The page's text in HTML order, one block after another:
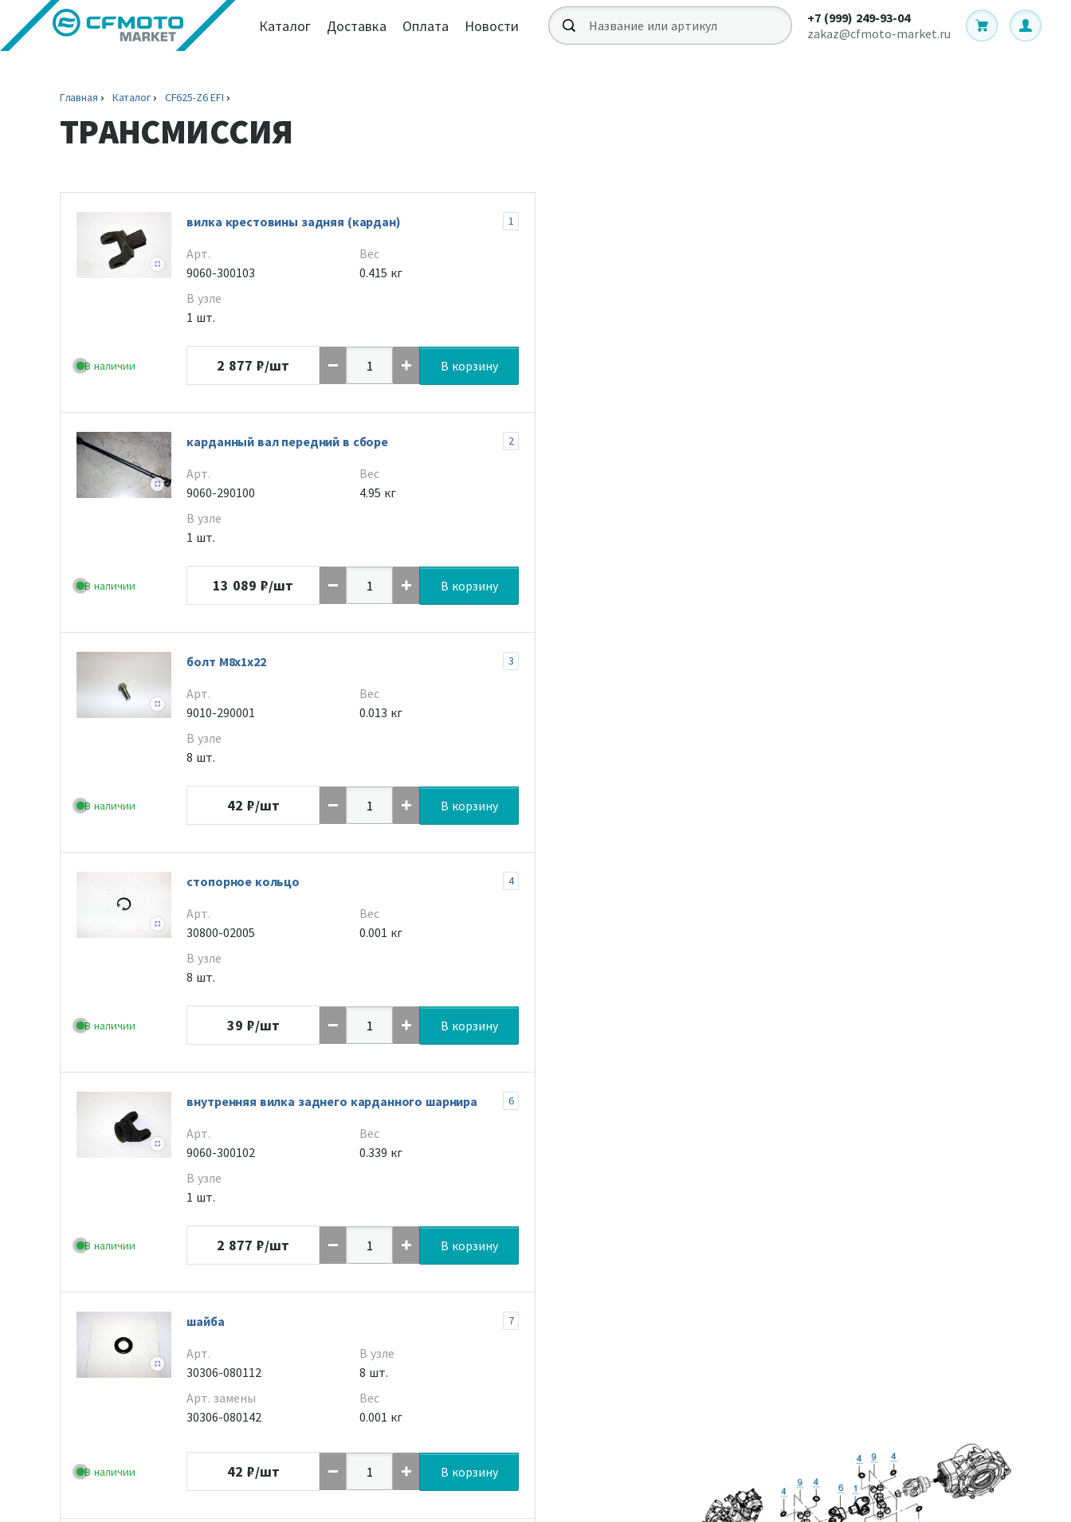
Каталог Доставка Оплата Новости
+7 (999) 249-93-04
zakaz@cfmoto-market.ru
Главная Каталог CF625-Z6 EFI
ТРАНСМИССИЯ
В наличии
вилка крестовины задняя (кардан) 1
Арт.
9060-300103
В узле
1 шт.
Вес
0.415 кг
2 877 ₽/шт В корзину
В наличии
карданный вал передний в сборе 2
Арт.
9060-290100
В узле
1 шт.
Вес
4.95 кг
13 089 ₽/шт В корзину
В наличии
болт M8х1х22 3
Арт.
9010-290001
В узле
8 шт.
Вес
0.013 кг
42 ₽/шт В корзину
В наличии
стопорное кольцо 4
Арт.
30800-02005
В узле
8 шт.
Вес
0.001 кг
39 ₽/шт В корзину
В наличии
внутренняя вилка заднего карданного шарнира 6
Арт.
9060-300102
В узле
1 шт.
Вес
0.339 кг
2 877 ₽/шт В корзину
В наличии
шайба 7
Арт.
30306-080112
Арт. замены
30306-080142
В узле
8 шт.
Вес
0.001 кг
42 ₽/шт В корзину